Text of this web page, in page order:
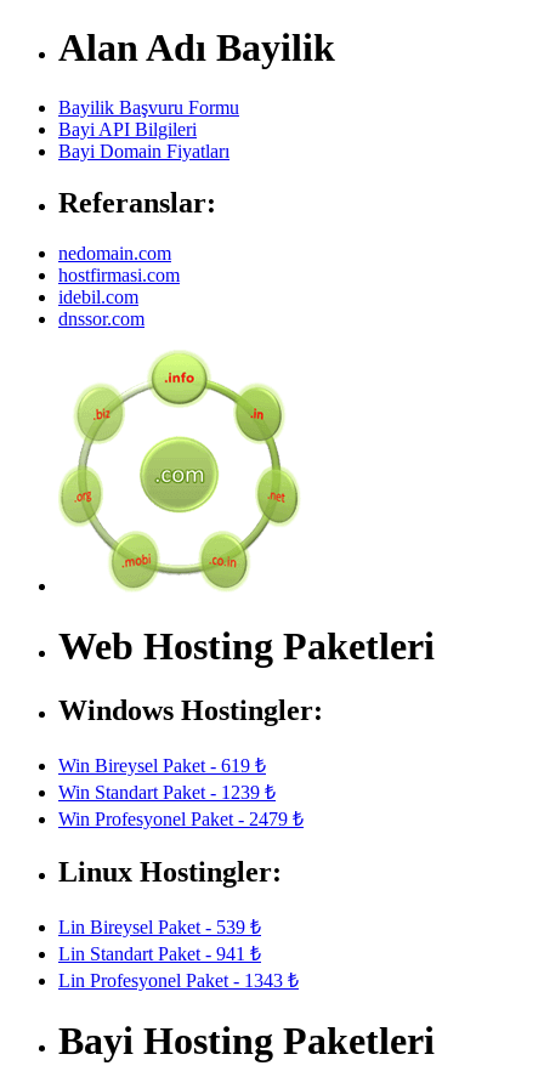
Alan Adı Bayilik
Bayilik Başvuru Formu
Bayi API Bilgileri
Bayi Domain Fiyatları
Referanslar:
nedomain.com
hostfirmasi.com
idebil.com
dnssor.com
Web Hosting Paketleri
Windows Hostingler:
Win Bireysel Paket - 619 ₺
Win Standart Paket - 1239 ₺
Win Profesyonel Paket - 2479 ₺
Linux Hostingler:
Lin Bireysel Paket - 539 ₺
Lin Standart Paket - 941 ₺
Lin Profesyonel Paket - 1343 ₺
Bayi Hosting Paketleri